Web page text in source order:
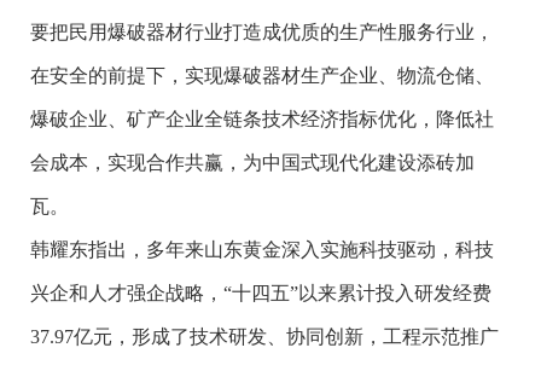
要把民用爆破器材行业打造成优质的生产性服务行业，
在安全的前提下，实现爆破器材生产企业、物流仓储、
爆破企业、矿产企业全链条技术经济指标优化，降低社
会成本，实现合作共赢，为中国式现代化建设添砖加
瓦。
韩耀东指出，多年来山东黄金深入实施科技驱动，科技
兴企和人才强企战略，“十四五”以来累计投入研发经费
37.97亿元，形成了技术研发、协同创新，工程示范推广